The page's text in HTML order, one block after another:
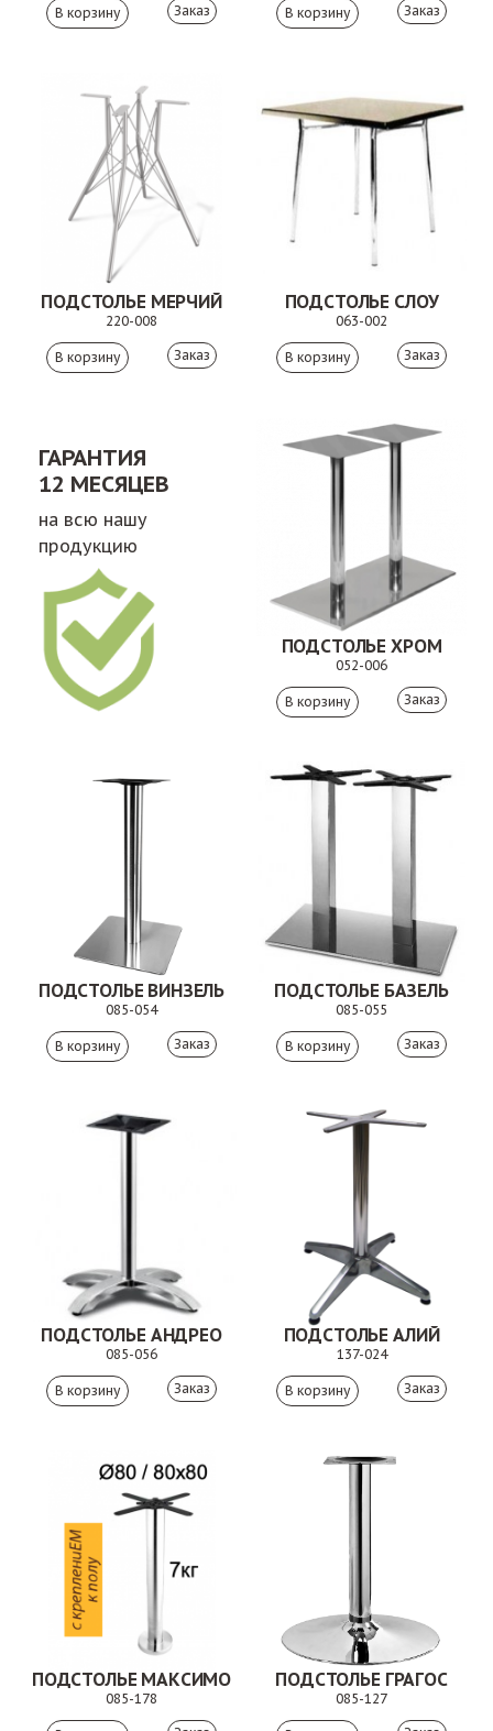
Заказ Заказ
ПОДСТОЛЬЕ МЕРЧИЙ
220-008
Заказ
ПОДСТОЛЬЕ СЛОУ
063-002
Заказ
ГАРАНТИЯ
12 МЕСЯЦЕВ
на всю нашу
продукцию
ПОДСТОЛЬЕ ХРОМ
052-006
Заказ
ПОДСТОЛЬЕ ВИНЗЕЛЬ
085-054
Заказ
ПОДСТОЛЬЕ БАЗЕЛЬ
085-055
Заказ
ПОДСТОЛЬЕ АНДРЕО
085-056
Заказ
ПОДСТОЛЬЕ АЛИЙ
137-024
Заказ
ПОДСТОЛЬЕ МАКСИМО
085-178
ПОДСТОЛЬЕ ГРАГОС
085-127